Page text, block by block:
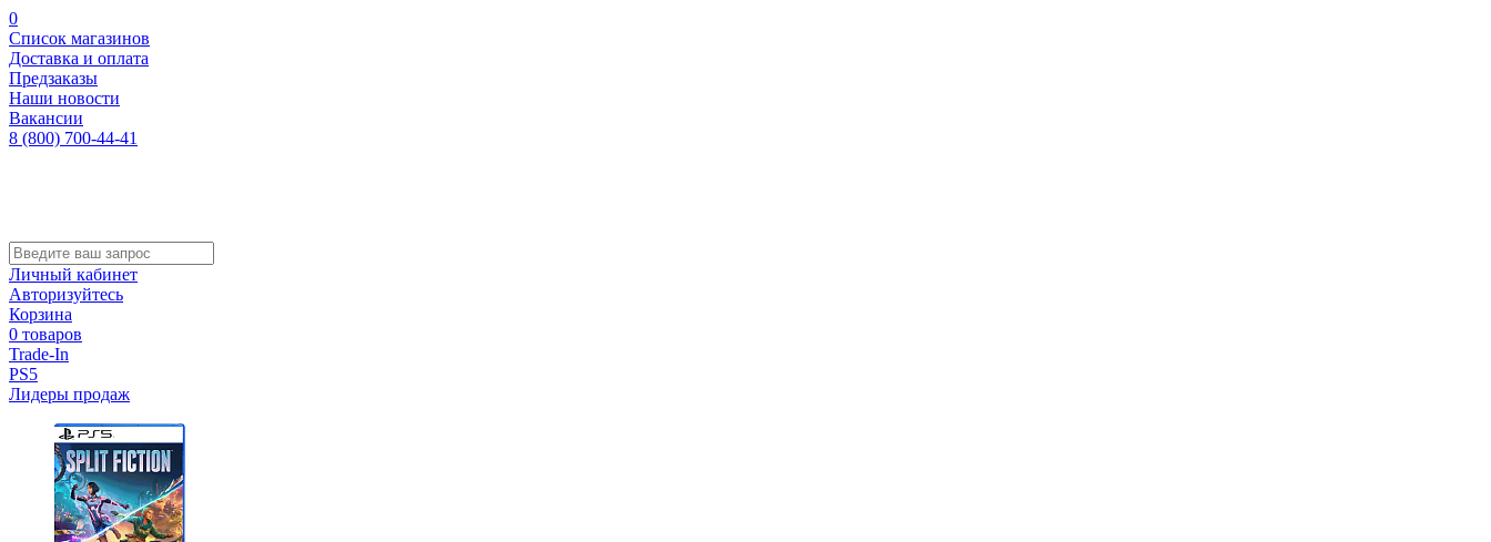
0
Список магазинов
Доставка и оплата
Предзаказы
Наши новости
Вакансии
8 (800) 700-44-41
Личный кабинет
Авторизуйтесь
Корзина
0 товаров
Trade-In
PS5
Лидеры продаж